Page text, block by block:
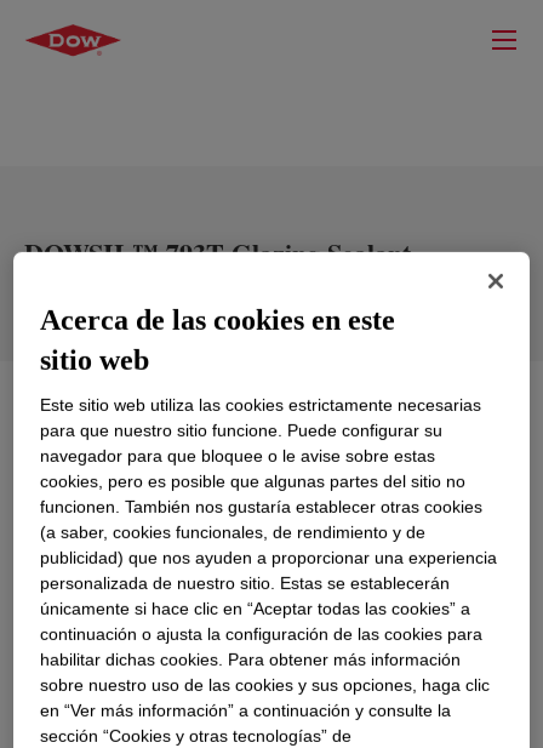
DOWSIL™ 793T Glazing Sealant
Qué esDOWSIL™ 793T Glazing Sealant
Translucent?
A one-part neutral cure, construction grade sealant that
easily extrudes in any weather. Its primary use is glass
to glass applications such as glazing butt, butt fin and
lap shear joints, and sealing curtain wall projections.
Usos
DOWSIL™ 793T Silicone Glazing Sealant meets or exceeds
the test requirements of: ASTM Specification C-920 Type S,
Acerca de las cookies en este
sitio web
Este sitio web utiliza las cookies estrictamente necesarias
para que nuestro sitio funcione. Puede configurar su
navegador para que bloquee o le avise sobre estas
cookies, pero es posible que algunas partes del sitio no
funcionen. También nos gustaría establecer otras cookies
(a saber, cookies funcionales, de rendimiento y de
publicidad) que nos ayuden a proporcionar una experiencia
personalizada de nuestro sitio. Estas se establecerán
únicamente si hace clic en “Aceptar todas las cookies” a
continuación o ajusta la configuración de las cookies para
habilitar dichas cookies. Para obtener más información
sobre nuestro uso de las cookies y sus opciones, haga clic
en “Ver más información” a continuación y consulte la
sección “Cookies y otras tecnologías” de